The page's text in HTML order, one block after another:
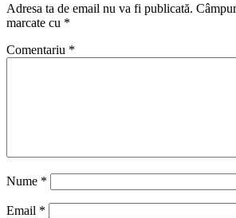
Adresa ta de email nu va fi publicată.
marcate cu *
Comentariu *
Nume *
Email *